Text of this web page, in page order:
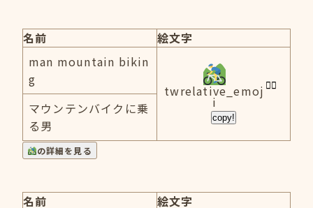
名前
絵文字
man mountain bikin
g
twrelative_emoj
i
copy!
マウンテンバイクに乗
る男
の詳細を見る
名前
絵文字